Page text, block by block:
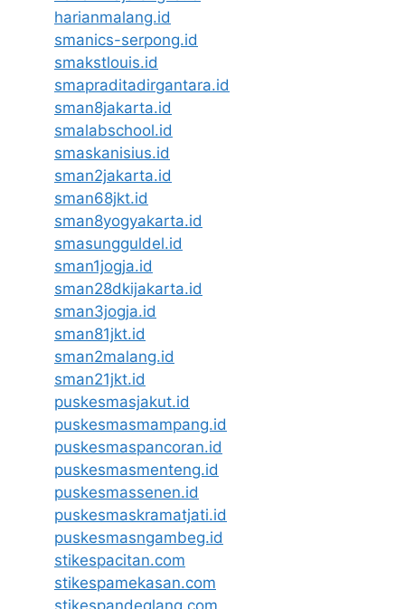
harianmalang.id
smanics-serpong.id
smakstlouis.id
smapraditadirgantara.id
sman8jakarta.id
smalabschool.id
smaskanisius.id
sman2jakarta.id
sman68jkt.id
sman8yogyakarta.id
smasungguldel.id
sman1jogja.id
sman28dkijakarta.id
sman3jogja.id
sman81jkt.id
sman2malang.id
sman21jkt.id
puskesmasjakut.id
puskesmasmampang.id
puskesmaspancoran.id
puskesmasmenteng.id
puskesmassenen.id
puskesmaskramatjati.id
puskesmasngambeg.id
stikespacitan.com
stikespamekasan.com
stikespandeglang.com